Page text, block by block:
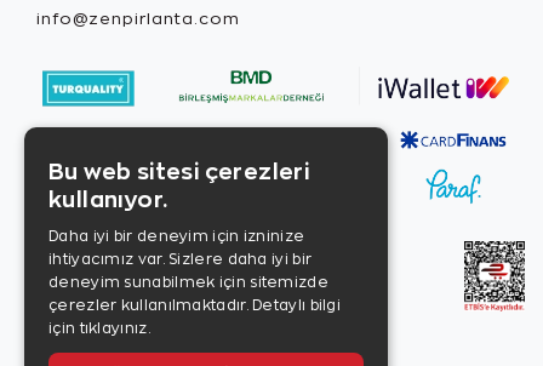
info@zenpirlanta.com
Bu web sitesi çerezleri
kullanıyor.
Daha iyi bir deneyim için izninize
ihtiyacımız var. Sizlere daha iyi bir
deneyim sunabilmek için sitemizde
çerezler kullanılmaktadır. Detaylı bilgi
için tıklayınız.